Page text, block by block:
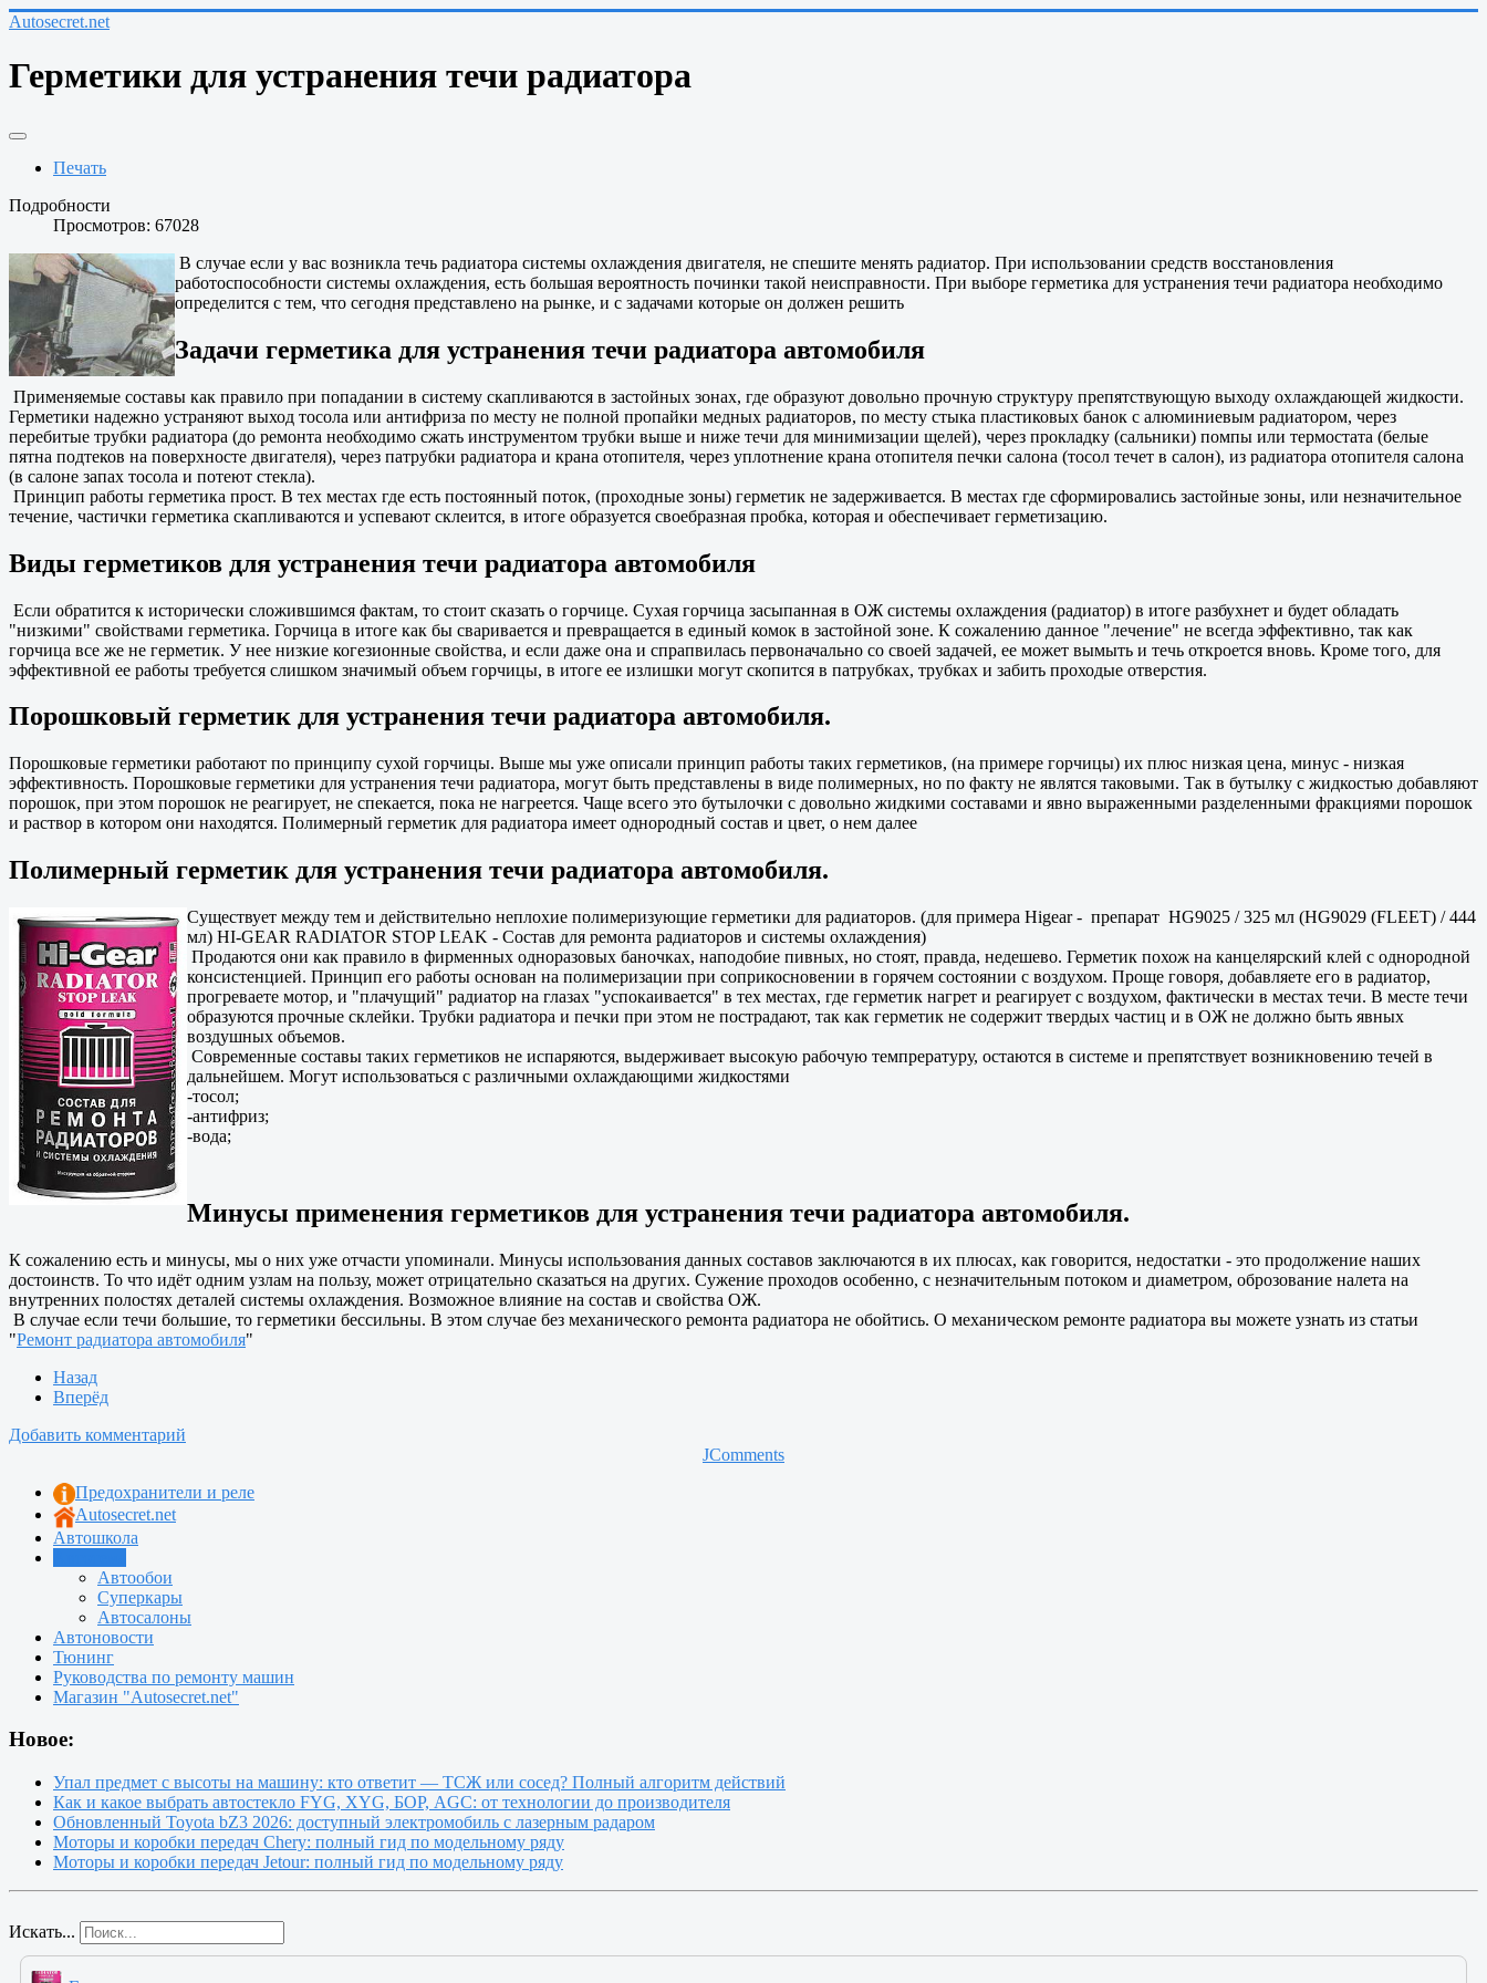
Autosecret.net
Герметики для устранения течи радиатора
Печать
Подробности
Просмотров: 67028
В случае если у вас возникла течь радиатора системы охлаждения двигателя, не спешите менять радиатор. При использовании средств восстановления
работоспособности системы охлаждения, есть большая вероятность починки такой неисправности. При выборе герметика для устранения течи радиатора необходимо
определится с тем, что сегодня представлено на рынке, и с задачами которые он должен решить
Задачи герметика для устранения течи радиатора автомобиля
Применяемые составы как правило при попадании в систему скапливаются в застойных зонах, где образуют довольно прочную структуру препятствующую выходу охлаждающей жидкости.
Герметики надежно устраняют выход тосола или антифриза по месту не полной пропайки медных радиаторов, по месту стыка пластиковых банок с алюминиевым радиатором, через
перебитые трубки радиатора (до ремонта необходимо сжать инструментом трубки выше и ниже течи для минимизации щелей), через прокладку (сальники) помпы или термостата (белые
пятна подтеков на поверхносте двигателя), через патрубки радиатора и крана отопителя, через уплотнение крана отопителя печки салона (тосол течет в салон), из радиатора отопителя салона
(в салоне запах тосола и потеют стекла).
Принцип работы герметика прост. В тех местах где есть постоянный поток, (проходные зоны) герметик не задерживается. В местах где сформировались застойные зоны, или незначительное
течение, частички герметика скапливаются и успевают склеится, в итоге образуется своебразная пробка, которая и обеспечивает герметизацию.
Виды герметиков для устранения течи радиатора автомобиля
Если обратится к исторически сложившимся фактам, то стоит сказать о горчице. Сухая горчица засыпанная в ОЖ системы охлаждения (радиатор) в итоге разбухнет и будет обладать
"низкими" свойствами герметика. Горчица в итоге как бы сваривается и превращается в единый комок в застойной зоне. К сожалению данное "лечение" не всегда эффективно, так как
горчица все же не герметик. У нее низкие когезионные свойства, и если даже она и спрапвилась первоначально со своей задачей, ее может вымыть и течь откроется вновь. Кроме того, для
эффективной ее работы требуется слишком значимый объем горчицы, в итоге ее излишки могут скопится в патрубках, трубках и забить проходые отверстия.
Порошковый герметик для устранения течи радиатора автомобиля.
Порошковые герметики работают по принципу сухой горчицы. Выше мы уже описали принцип работы таких герметиков, (на примере горчицы) их плюс низкая цена, минус - низкая
эффективность. Порошковые герметики для устранения течи радиатора, могут быть представлены в виде полимерных, но по факту не являтся таковыми. Так в бутылку с жидкостью добавляют
порошок, при этом порошок не реагирует, не спекается, пока не нагреется. Чаще всего это бутылочки с довольно жидкими составами и явно выраженными разделенными фракциями порошок
и раствор в котором они находятся. Полимерный герметик для радиатора имеет однородный состав и цвет, о нем далее
Полимерный герметик для устранения течи радиатора автомобиля.
Существует между тем и действительно неплохие полимеризующие герметики для радиаторов. (для примера Higear - препарат HG9025 / 325 мл (HG9029 (FLEET) / 444
мл) HI-GEAR RADIATOR STOP LEAK - Состав для ремонта радиаторов и системы охлаждения)
Продаются они как правило в фирменных одноразовых баночках, наподобие пивных, но стоят, правда, недешево. Герметик похож на канцелярский клей с однородной
консистенцией. Принцип его работы основан на полимеризации при соприкосновении в горячем состоянии с воздухом. Проще говоря, добавляете его в радиатор,
прогреваете мотор, и "плачущий" радиатор на глазах "успокаивается" в тех местах, где герметик нагрет и реагирует с воздухом, фактически в местах течи. В месте течи
образуются прочные склейки. Трубки радиатора и печки при этом не пострадают, так как герметик не содержит твердых частиц и в ОЖ не должно быть явных
воздушных объемов.
Современные составы таких герметиков не испаряются, выдерживает высокую рабочую темпрературу, остаются в системе и препятствует возникновению течей в
дальнейшем. Могут использоваться с различными охлаждающими жидкостями
-тосол;
-антифриз;
-вода;
Минусы применения герметиков для устранения течи радиатора автомобиля.
К сожалению есть и минусы, мы о них уже отчасти упоминали. Минусы использования данных составов заключаются в их плюсах, как говорится, недостатки - это продолжение наших
достоинств. То что идёт одним узлам на пользу, может отрицательно сказаться на других. Сужение проходов особенно, с незначительным потоком и диаметром, оброзование налета на
внутренних полостях деталей системы охлаждения. Возможное влияние на состав и свойства ОЖ.
В случае если течи большие, то герметики бессильны. В этом случае без механического ремонта радиатора не обойтись. О механическом ремонте радиатора вы можете узнать из статьи
"Ремонт радиатора автомобиля"
Назад
Вперёд
Добавить комментарий
JComments
Предохранители и реле
Autosecret.net
Автошкола
Автообои
Суперкары
Автосалоны
Автоновости
Тюнинг
Руководства по ремонту машин
Магазин "Autosecret.net"
Новое:
Упал предмет с высоты на машину: кто ответит — ТСЖ или сосед? Полный алгоритм действий
Как и какое выбрать автостекло FYG, XYG, БОР, AGC: от технологии до производителя
Обновленный Toyota bZ3 2026: доступный электромобиль с лазерным радаром
Моторы и коробки передач Chery: полный гид по модельному ряду
Моторы и коробки передач Jetour: полный гид по модельному ряду
Искать...